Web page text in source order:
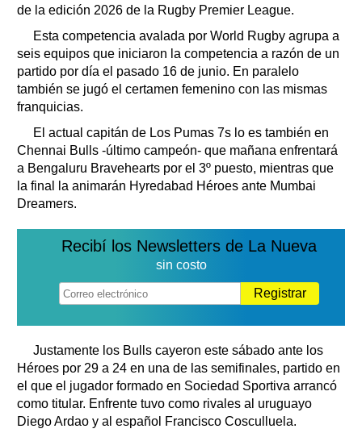
de la edición 2026 de la Rugby Premier League.
Esta competencia avalada por World Rugby agrupa a
seis equipos que iniciaron la competencia a razón de un
partido por día el pasado 16 de junio. En paralelo
también se jugó el certamen femenino con las mismas
franquicias.
El actual capitán de Los Pumas 7s lo es también en
Chennai Bulls -último campeón- que mañana enfrentará
a Bengaluru Bravehearts por el 3º puesto, mientras que
la final la animarán Hyredabad Héroes ante Mumbai
Dreamers.
Recibí los Newsletters de La Nueva
sin costo
Registrar
Justamente los Bulls cayeron este sábado ante los
Héroes por 29 a 24 en una de las semifinales, partido en
el que el jugador formado en Sociedad Sportiva arrancó
como titular. Enfrente tuvo como rivales al uruguayo
Diego Ardao y al español Francisco Cosculluela.